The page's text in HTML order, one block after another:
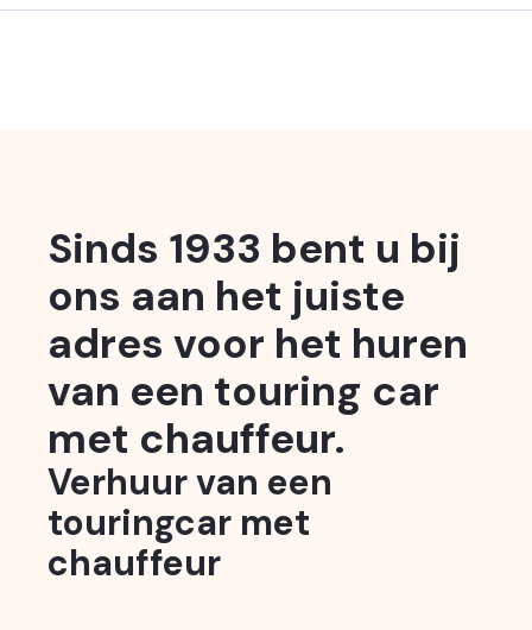
Sinds 1933 bent u bij
ons aan het juiste
adres voor het huren
van een touring car
met chauffeur.
Verhuur van een
touringcar met
chauffeur